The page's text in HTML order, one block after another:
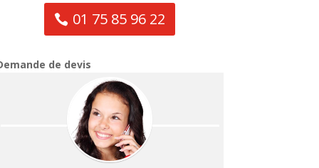
01 75 85 96 22
de devis